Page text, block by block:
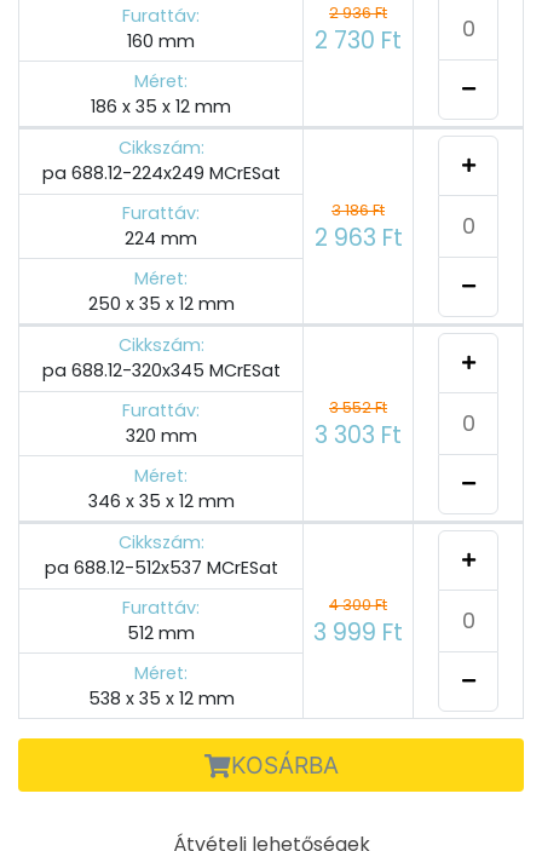
2 936 Ft
2 730 Ft
Furattáv:
160 mm
Méret:
186 x 35 x 12 mm
Cikkszám:
pa 688.12-224x249 MCrESat
3 186 Ft
2 963 Ft
Furattáv:
224 mm
Méret:
250 x 35 x 12 mm
Cikkszám:
pa 688.12-320x345 MCrESat
3 552 Ft
3 303 Ft
Furattáv:
320 mm
Méret:
346 x 35 x 12 mm
Cikkszám:
pa 688.12-512x537 MCrESat
4 300 Ft
3 999 Ft
Furattáv:
512 mm
Méret:
538 x 35 x 12 mm
KOSÁRBA
Átvételi lehetőségek